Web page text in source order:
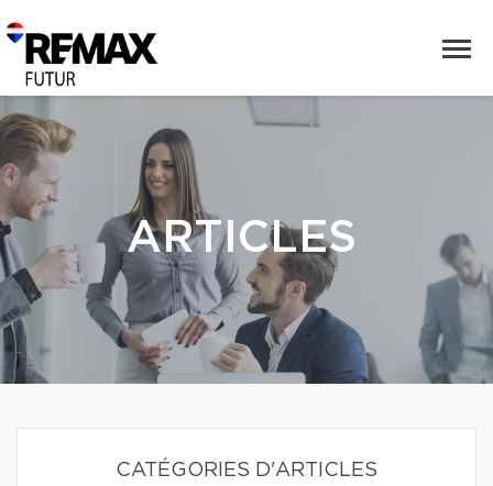
ARTICLES
CATÉGORIES D'ARTICLES